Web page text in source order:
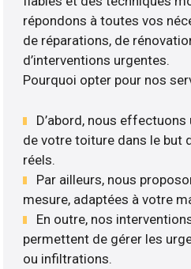
répondons à toutes vos
de réparations, de
d’interventions urgentes.
Pourquoi opter pour nos
D’abord, nous
de votre toiture dans le but
réels.
Par ailleurs, nous
mesure, adaptées à votre
En outre, nos
permettent de gérer les
ou infiltrations.